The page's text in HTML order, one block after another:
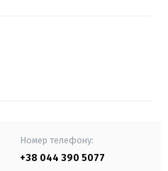
Номер телефону:
+38 044 390 5077